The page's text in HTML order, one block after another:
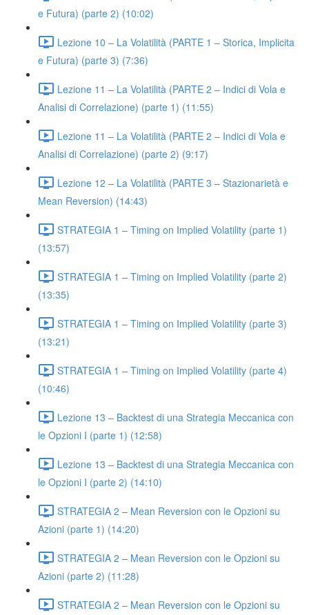
e Futura) (parte 2) (10:02)
Lezione 10 – La Volatilità (PARTE 1 – Storica, Implicita
e Futura) (parte 3) (7:36)
Lezione 11 – La Volatilità (PARTE 2 – Indici di Vola e
Analisi di Correlazione) (parte 1) (11:55)
Lezione 11 – La Volatilità (PARTE 2 – Indici di Vola e
Analisi di Correlazione) (parte 2) (9:17)
Lezione 12 – La Volatilità (PARTE 3 – Stazionarietà e
Mean Reversion) (14:43)
STRATEGIA 1 – Timing on Implied Volatility (parte 1)
(13:57)
STRATEGIA 1 – Timing on Implied Volatility (parte 2)
(13:35)
STRATEGIA 1 – Timing on Implied Volatility (parte 3)
(13:21)
STRATEGIA 1 – Timing on Implied Volatility (parte 4)
(10:46)
Lezione 13 – Backtest di una Strategia Meccanica con
le Opzioni I (parte 1) (12:58)
Lezione 13 – Backtest di una Strategia Meccanica con
le Opzioni I (parte 2) (14:10)
STRATEGIA 2 – Mean Reversion con le Opzioni su
Azioni (parte 1) (14:20)
STRATEGIA 2 – Mean Reversion con le Opzioni su
Azioni (parte 2) (11:28)
STRATEGIA 2 – Mean Reversion con le Opzioni su